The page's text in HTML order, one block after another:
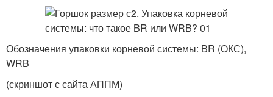
Обозначения упаковки корневой системы: BR (ОКС),
WRB
(скриншот с сайта АППМ)